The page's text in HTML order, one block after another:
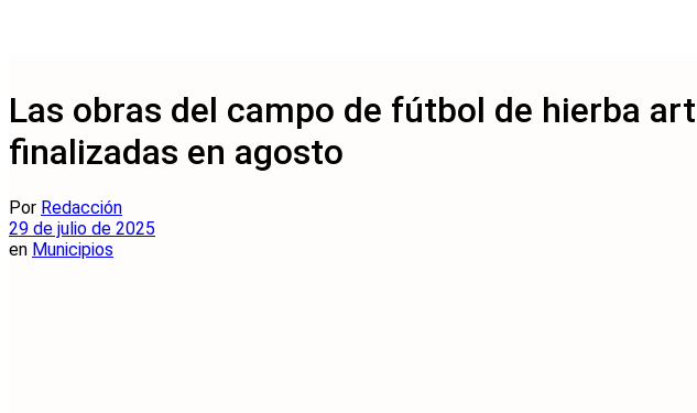
Las obras del campo de fútbol de hierba
finalizadas en agosto
Por Redacción
29 de julio de 2025
en Municipios